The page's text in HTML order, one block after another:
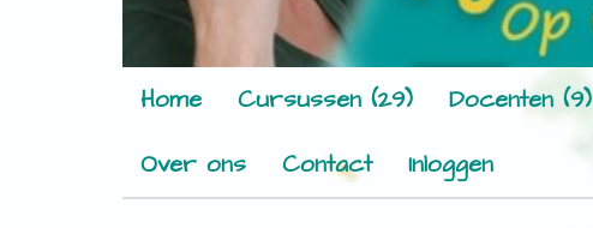
Home Cursussen (29) Docenten (9)
Over ons
Contact Inloggen